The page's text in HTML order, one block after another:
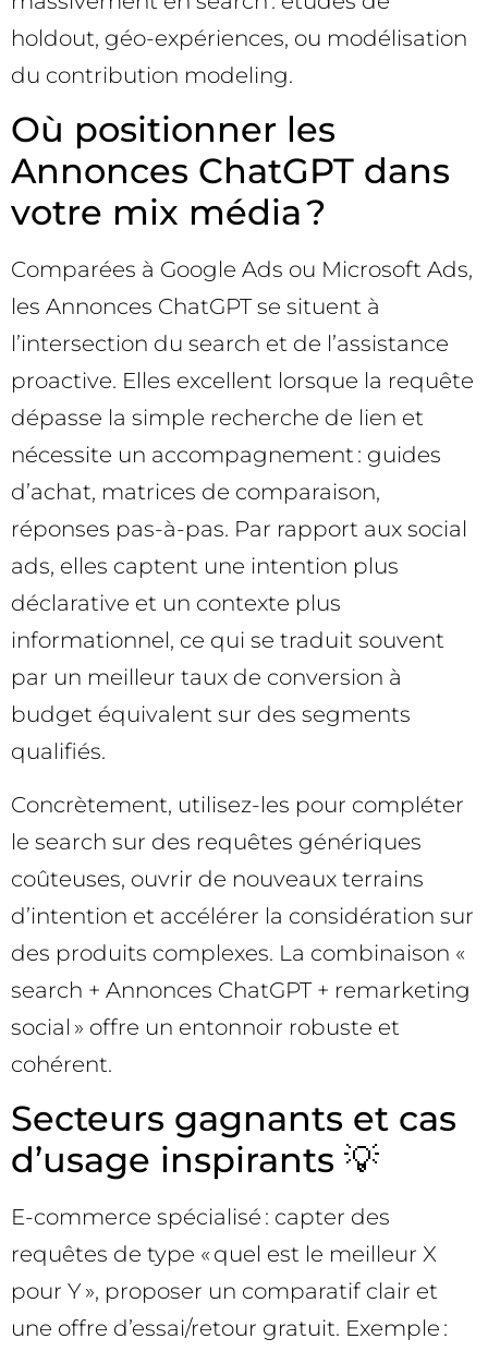
holdout, géo-expériences, ou modélisation
du contribution modeling.
Où positionner les
Annonces ChatGPT dans
votre mix média ?
Comparées à Google Ads ou Microsoft Ads,
les Annonces ChatGPT se situent à
l’intersection du search et de l’assistance
proactive. Elles excellent lorsque la requête
dépasse la simple recherche de lien et
nécessite un accompagnement : guides
d’achat, matrices de comparaison,
réponses pas-à-pas. Par rapport aux social
ads, elles captent une intention plus
déclarative et un contexte plus
informationnel, ce qui se traduit souvent
par un meilleur taux de conversion à
budget équivalent sur des segments
qualifiés.
Concrètement, utilisez-les pour compléter
le search sur des requêtes génériques
coûteuses, ouvrir de nouveaux terrains
d’intention et accélérer la considération sur
des produits complexes. La combinaison «
search + Annonces ChatGPT + remarketing
social » offre un entonnoir robuste et
cohérent.
Secteurs gagnants et cas
d’usage inspirants 💡
E-commerce spécialisé : capter des
requêtes de type « quel est le meilleur X
pour Y », proposer un comparatif clair et
une offre d’essai/retour gratuit. Exemple :